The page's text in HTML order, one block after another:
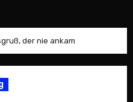
der nie ankam